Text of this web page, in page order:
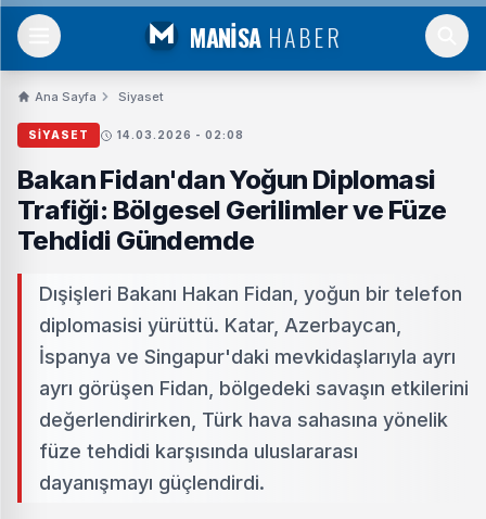
MANİSA HABER
Ana Sayfa Siyaset
SIYASET 14.03.2026 - 02:08
Bakan Fidan'dan Yoğun Diplomasi
Trafiği: Bölgesel Gerilimler ve Füze
Tehdidi Gündemde
Dışişleri Bakanı Hakan Fidan, yoğun bir telefon
diplomasisi yürüttü. Katar, Azerbaycan,
İspanya ve Singapur'daki mevkidaşlarıyla ayrı
ayrı görüşen Fidan, bölgedeki savaşın etkilerini
değerlendirirken, Türk hava sahasına yönelik
füze tehdidi karşısında uluslararası
dayanışmayı güçlendirdi.